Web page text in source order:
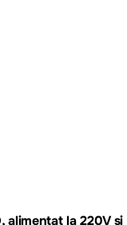
alimentat la 220V